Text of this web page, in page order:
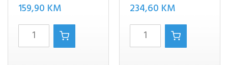
159,90 KM
TOSH
LUSTER
234,60 KM
TOSH
LUSTER